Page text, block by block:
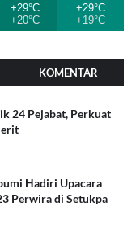
+29°C
+20°C
+29°C
+19°C
KOMENTAR
24 Pejabat, Perkuat
Hadiri Upacara
Perwira di Setukpa